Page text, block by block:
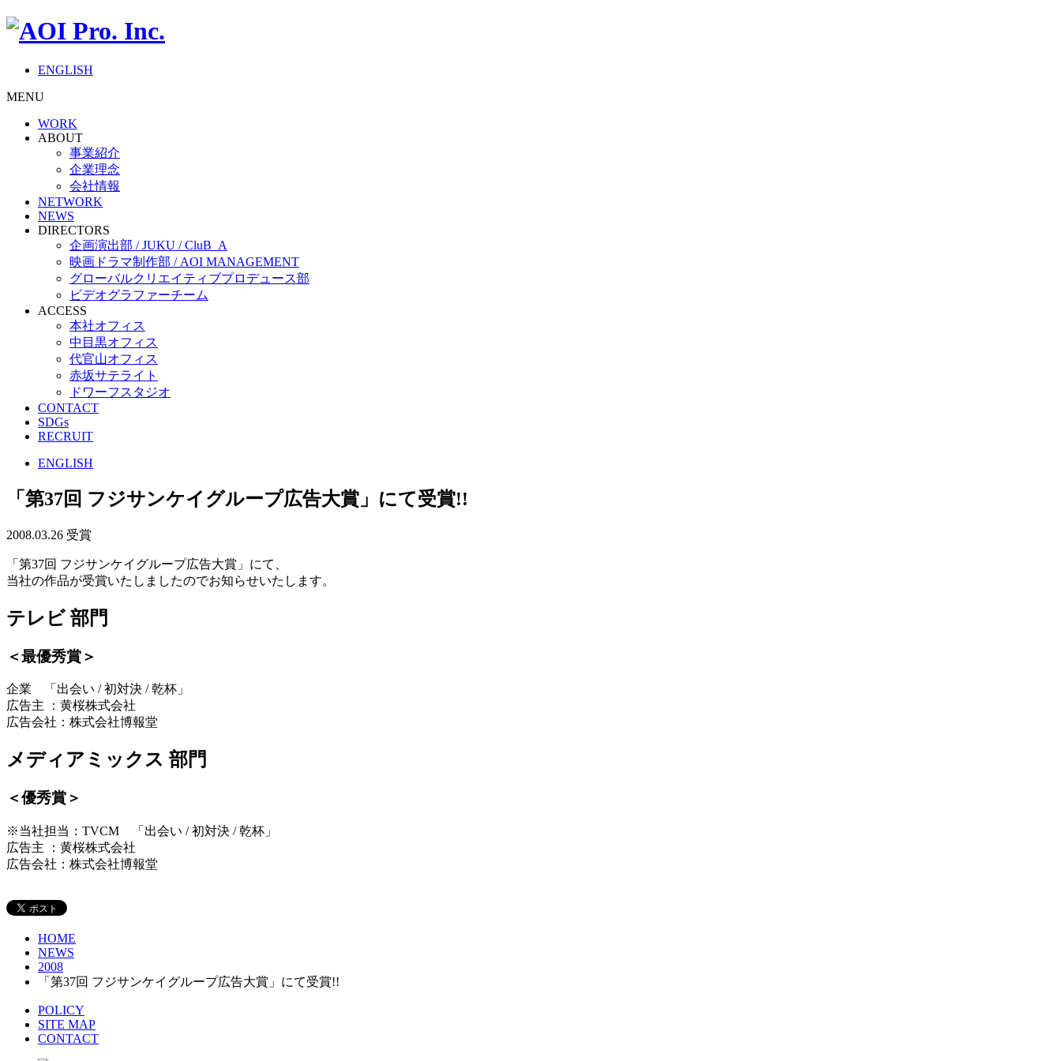
ENGLISH
MENU
WORK
ABOUT
事業紹介
企業理念
会社情報
NETWORK
NEWS
DIRECTORS
企画演出部 / JUKU / CluB_A
映画ドラマ制作部 / AOI MANAGEMENT
グローバルクリエイティブプロデュース部
ビデオグラファーチーム
ACCESS
本社オフィス
中目黒オフィス
代官山オフィス
赤坂サテライト
ドワーフスタジオ
CONTACT
SDGs
RECRUIT
ENGLISH
「第37回 フジサンケイグループ広告大賞」にて受賞!!
2008.03.26 受賞
「第37回 フジサンケイグループ広告大賞」にて、
当社の作品が受賞いたしましたのでお知らせいたします。
テレビ 部門
＜最優秀賞＞
企業 「出会い / 初対決 / 乾杯」
広告主 ：黄桜株式会社
広告会社：株式会社博報堂
メディアミックス 部門
＜優秀賞＞
※当社担当：TVCM 「出会い / 初対決 / 乾杯」
広告主 ：黄桜株式会社
広告会社：株式会社博報堂
HOME
NEWS
2008
「第37回 フジサンケイグループ広告大賞」にて受賞!!
POLICY
SITE MAP
CONTACT